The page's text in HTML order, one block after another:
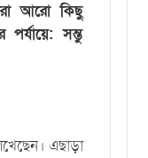
আরো কিছু
সন্তু
এছাড়া